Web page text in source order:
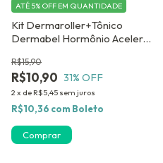
Kit Dermaroller+Tônico
Dermabel Hormônio Acelera
Preenche e Fortalece Barba
R$10,90
R$15,90
31% OFF
2 x de R$5,45 sem juros
ATÉ 5% OFF EM QUANTIDADE
R$10,36 com Boleto
Comprar